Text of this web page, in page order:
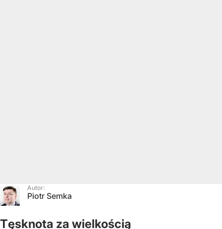
Autor:
Piotr Semka
Tęsknota za wielkością